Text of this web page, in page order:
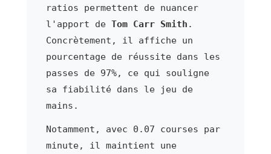
ratios permettent de nuancer
l'apport de Tom Carr Smith .
Concrètement, il affiche un
pourcentage de réussite dans les
passes de 97%, ce qui souligne
sa fiabilité dans le jeu de
mains.
Notamment, avec 0.07 courses par
minute, il maintient une